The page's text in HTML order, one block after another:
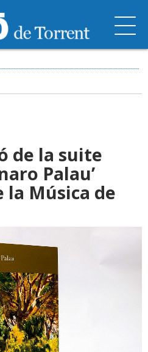
de la suite
Palau’
la Música de